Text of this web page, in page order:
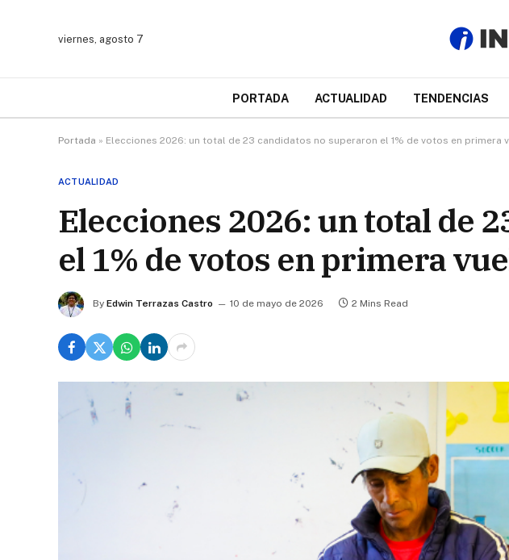
viernes, agosto 7
PORTADA ACTUALIDAD TENDENCIAS
Portada » Elecciones 2026: un total de 23 candidatos no superaron el 1% de votos en primera
ACTUALIDAD
Elecciones 2026: un total de
el 1% de votos en primera
By Edwin Terrazas Castro 10 de mayo de 2026 2 Mins Read